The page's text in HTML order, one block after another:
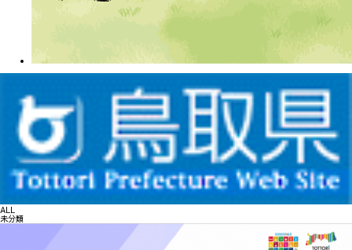
ALL
未分類